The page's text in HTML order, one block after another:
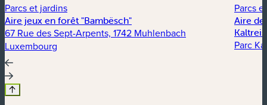
Parcs et jardins
Aire jeux en forêt "Bambësch"
67 Rue des Sept-Arpents, 1742 Muhlenbach
Luxembourg
Parcs
Aire de
Parc